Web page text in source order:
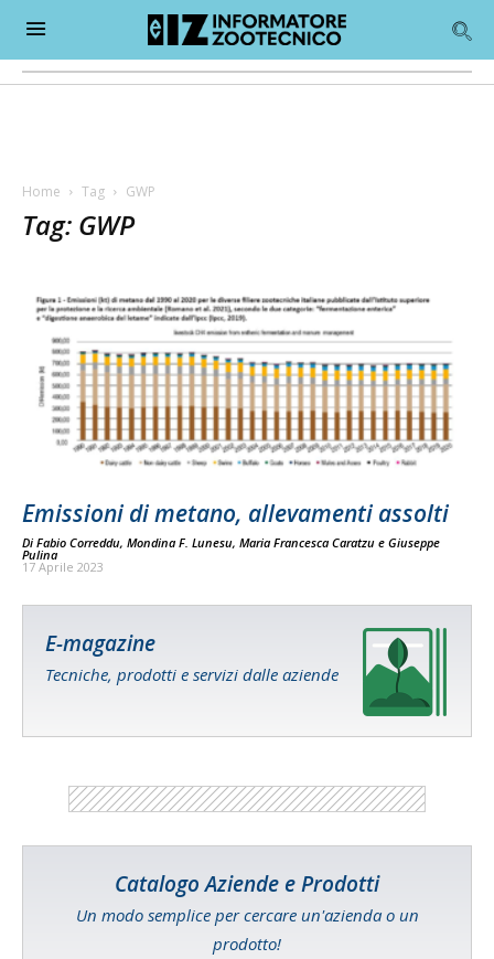
Home Tag GWP
Tag: GWP
Emissioni di metano, allevamenti assolti
Di Fabio Correddu, Mondina F. Lunesu, Maria Francesca Caratzu e Giuseppe
Pulina
17 Aprile 2023
E-magazine
Tecniche, prodotti e servizi dalle aziende
Catalogo Aziende e Prodotti
Un modo semplice per cercare un'azienda o un
prodotto!